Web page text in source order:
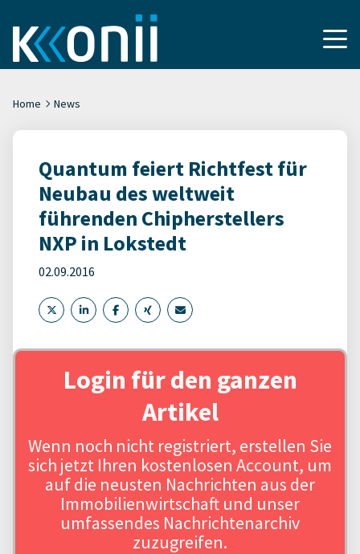
Home News
Quantum feiert Richtfest für
Neubau des weltweit
führenden Chipherstellers
NXP in Lokstedt
02.09.2016
Login für den ganzen
Artikel
Wenn noch nicht registriert, erstellen Sie
sich jetzt Ihren kostenlosen Account, um
auf die neusten Nachrichten aus der
Immobilienwirtschaft und unser
umfassendes Nachrichtenarchiv
zuzugreifen.